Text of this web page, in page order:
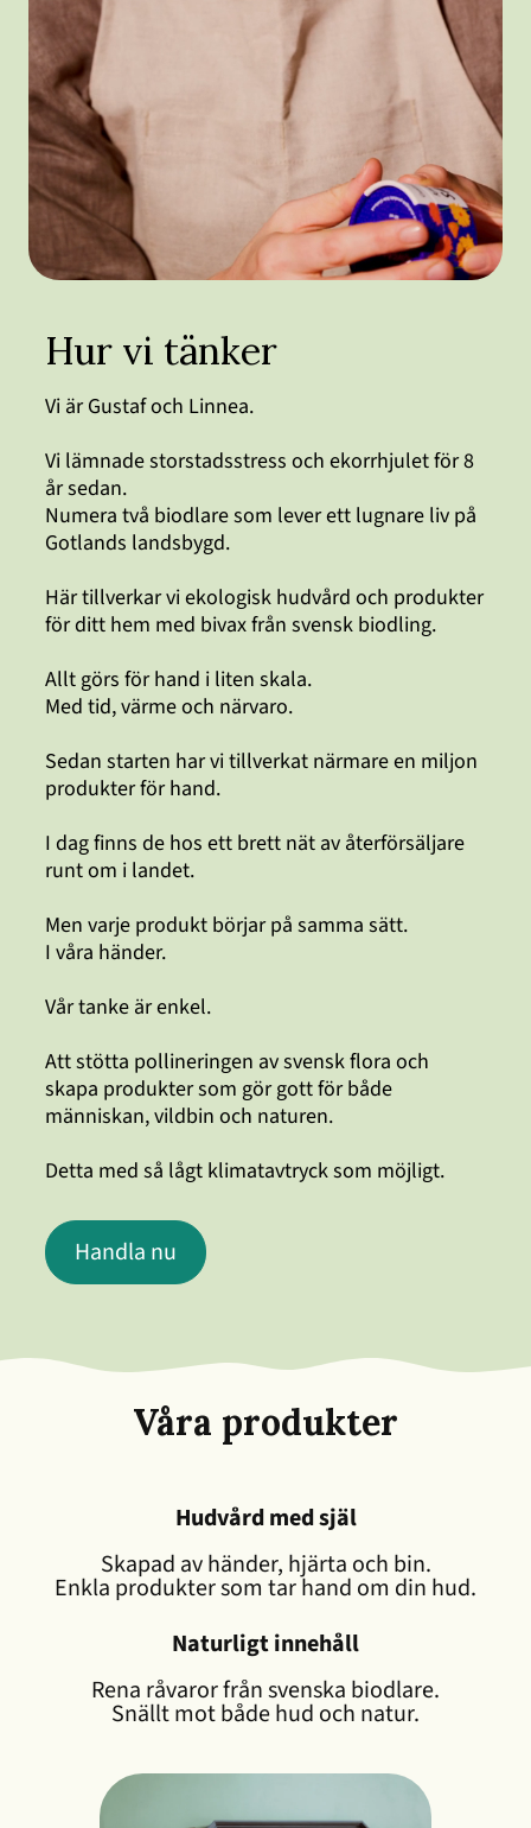
Hur vi tänker
Vi är Gustaf och Linnea.
Vi lämnade storstadsstress och ekorrhjulet för 8
år sedan.
Numera två biodlare som lever ett lugnare liv på
Gotlands landsbygd.
Här tillverkar vi ekologisk hudvård och produkter
för ditt hem med bivax från svensk biodling.
Allt görs för hand i liten skala.
Med tid, värme och närvaro.
Sedan starten har vi tillverkat närmare en miljon
produkter för hand.
I dag finns de hos ett brett nät av återförsäljare
runt om i landet.
Men varje produkt börjar på samma sätt.
I våra händer.
Vår tanke är enkel.
Att stötta pollineringen av svensk flora och
skapa produkter som gör gott för både
människan, vildbin och naturen.
Detta med så lågt klimatavtryck som möjligt.
Handla nu
Våra produkter
Hudvård med själ
Skapad av händer, hjärta och bin.
Enkla produkter som tar hand om din hud.
Naturligt innehåll
Rena råvaror från svenska biodlare.
Snällt mot både hud och natur.